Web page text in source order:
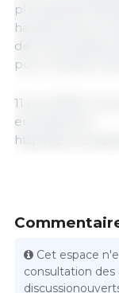
plus grande
hausse des prix
des enveloppes
pour l’année
11 juin 2026 /
européenne.
https://
Cet espace
consultation des